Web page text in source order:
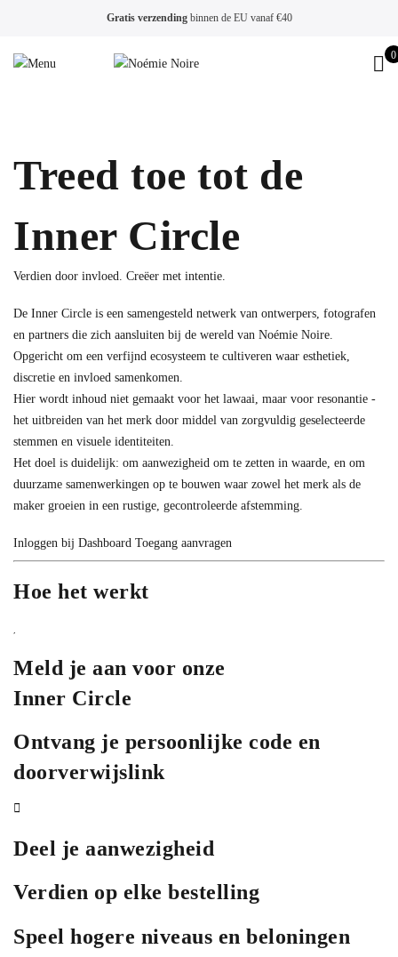
Gratis verzendingbinnen de EU vanaf €40
0
Treed toe tot de
Inner Circle
Verdien door invloed. Creëer met intentie.
De Inner Circle is een samengesteld netwerk van ontwerpers, fotografen
en partners die zich aansluiten bij de wereld van Noémie Noire.
Opgericht om een verfijnd ecosysteem te cultiveren waar esthetiek,
discretie en invloed samenkomen.
Hier wordt inhoud niet gemaakt voor het lawaai, maar voor resonantie -
het uitbreiden van het merk door middel van zorgvuldig geselecteerde
stemmen en visuele identiteiten.
Het doel is duidelijk: om aanwezigheid om te zetten in waarde, en om
duurzame samenwerkingen op te bouwen waar zowel het merk als de
maker groeien in een rustige, gecontroleerde afstemming.
Inloggen bij Dashboard Toegang aanvragen
Hoe het werkt
Meld je aan voor onze
Inner Circle
Ontvang je persoonlijke code en
doorverwijslink
Deel je aanwezigheid
Verdien op elke bestelling
Speel hogere niveaus en beloningen